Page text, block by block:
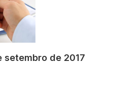
setembro de 2017